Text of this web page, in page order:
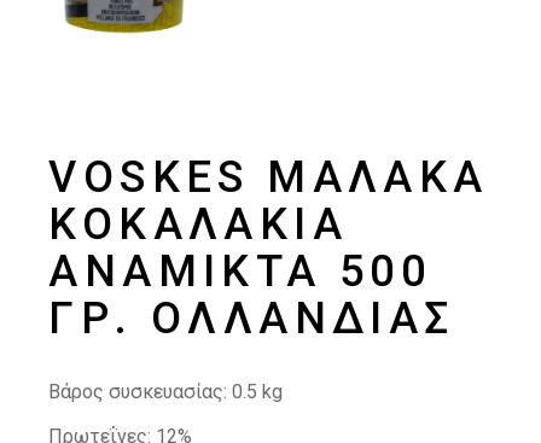
VOSKES ΜΑΛΑΚΆ
ΚΟΚΑΛΆΚΙΑ
ΑΝΆΜΙΚΤΑ 500
ΓΡ. ΟΛΛΑΝΔΊΑΣ
Βάρος συσκευασίας:0.5 kg
Πρωτεΐνες: 12%